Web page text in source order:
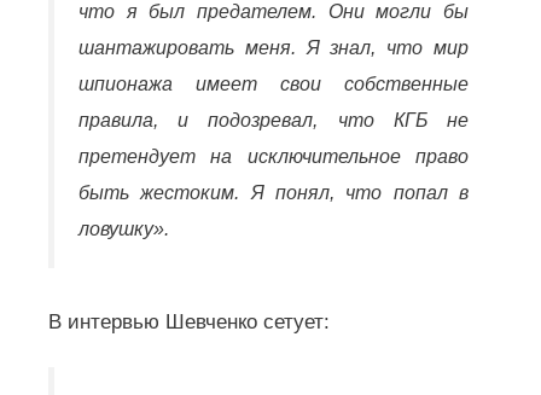
что я был предателем. Они могли бы
шантажировать меня. Я знал, что мир
шпионажа имеет свои собственные
правила, и подозревал, что КГБ не
претендует на исключительное право
быть жестоким. Я понял, что попал в
ловушку».
В интервью Шевченко сетует: